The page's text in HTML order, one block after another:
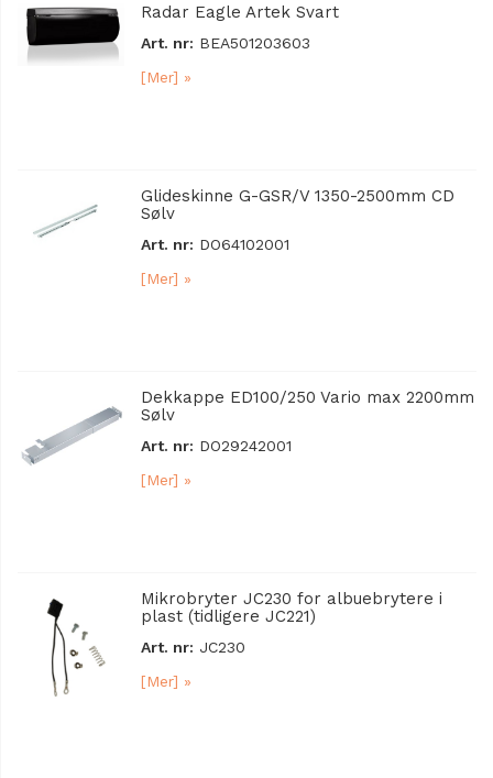
Radar Eagle Artek Svart
Art. nr: BEA501203603
[Mer] »
Glideskinne G-GSR/V 1350-2500mm CD
Sølv
Art. nr: DO64102001
[Mer] »
Dekkappe ED100/250 Vario max 2200mm
Sølv
Art. nr: DO29242001
[Mer] »
Mikrobryter JC230 for albuebrytere i
plast (tidligere JC221)
Art. nr: JC230
[Mer] »